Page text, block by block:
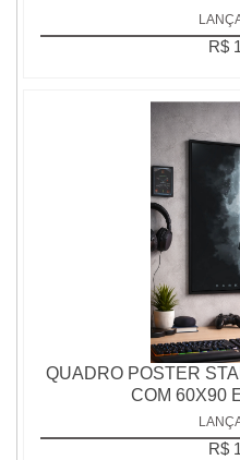
R$
QUADRO POSTER
COM 60X90
R$